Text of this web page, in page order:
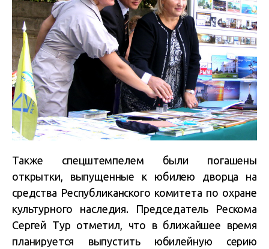
Также спецштемпелем были погашены
открытки, выпущенные к юбилею дворца на
средства Республиканского комитета по охране
культурного наследия. Председатель Рескома
Сергей Тур отметил, что в ближайшее время
планируется выпустить юбилейную серию